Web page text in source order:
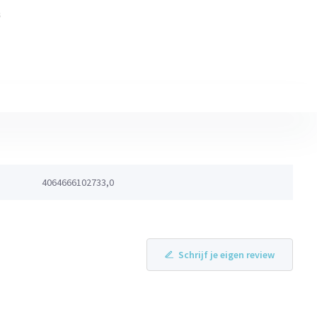
4064666102733,0
Schrijf je eigen review